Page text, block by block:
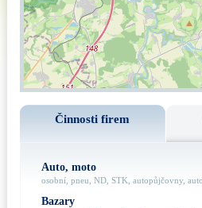
Činnosti firem
Auto, moto
osobní, pneu, ND, STK, autopůjčovny,
Bazary